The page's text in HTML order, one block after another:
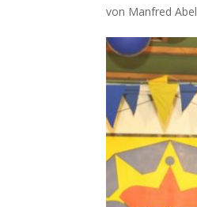
von Manfred Abel